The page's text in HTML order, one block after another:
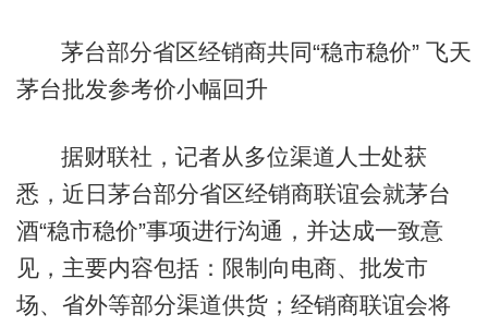
茅台部分省区经销商共同“稳市稳价” 飞天
茅台批发参考价小幅回升
据财联社，记者从多位渠道人士处获
悉，近日茅台部分省区经销商联谊会就茅台
酒“稳市稳价”事项进行沟通，并达成一致意
见，主要内容包括：限制向电商、批发市
场、省外等部分渠道供货；经销商联谊会将